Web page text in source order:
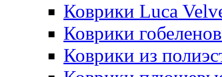
Коврики Luca
Коврики
Коврики из